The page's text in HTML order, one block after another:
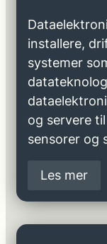
installere,
systemer
og servere
sensorer og
Les mer